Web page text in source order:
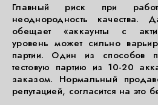
Главный риск при
неоднородность качества.
обещает «аккаунты с
уровень может сильно
партии. Один из способов
тестовую партию из 10-20
заказом. Нормальный
репутацией, согласится на это